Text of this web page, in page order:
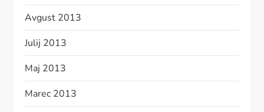
Avgust 2013
Julij 2013
Maj 2013
Marec 2013